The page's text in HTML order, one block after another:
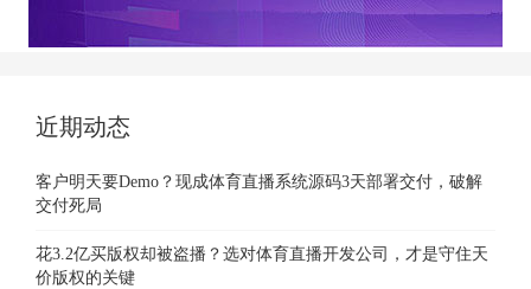
近期动态
客户明天要Demo？现成体育直播系统源码3天部署交付，破解
交付死局
花3.2亿买版权却被盗播？选对体育直播开发公司，才是守住天
价版权的关键